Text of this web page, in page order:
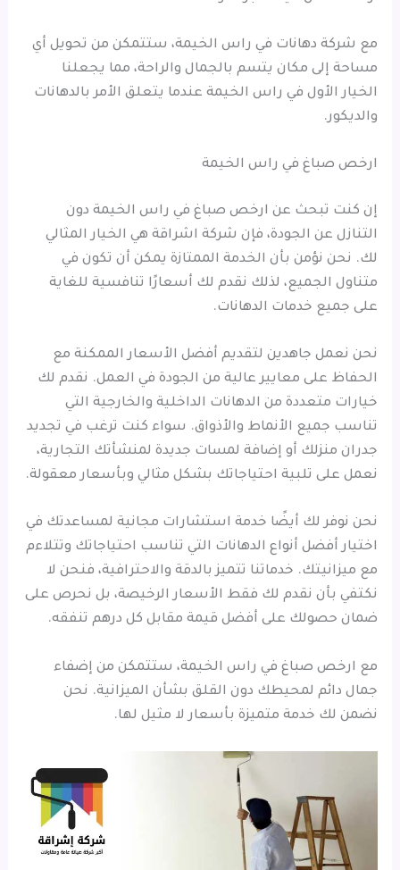
مع شركة دهانات في راس الخيمة، ستتمكن من تحويل أي
مساحة إلى مكان يتسم بالجمال والراحة، مما يجعلنا
الخيار الأول في راس الخيمة عندما يتعلق الأمر بالدهانات
والديكور.
ارخص صباغ في راس الخيمة
إن كنت تبحث عن ارخص صباغ في راس الخيمة دون
التنازل عن الجودة، فإن شركة اشراقة هي الخيار المثالي
لك. نحن نؤمن بأن الخدمة الممتازة يمكن أن تكون في
متناول الجميع، لذلك نقدم لك أسعارًا تنافسية للغاية
على جميع خدمات الدهانات.
نحن نعمل جاهدين لتقديم أفضل الأسعار الممكنة مع
الحفاظ على معايير عالية من الجودة في العمل. نقدم لك
خيارات متعددة من الدهانات الداخلية والخارجية التي
تناسب جميع الأنماط والأذواق. سواء كنت ترغب في تجديد
جدران منزلك أو إضافة لمسات جديدة لمنشأتك التجارية،
نعمل على تلبية احتياجاتك بشكل مثالي وبأسعار معقولة.
نحن نوفر لك أيضًا خدمة استشارات مجانية لمساعدتك في
اختيار أفضل أنواع الدهانات التي تناسب احتياجاتك وتتلاءم
مع ميزانيتك. خدماتنا تتميز بالدقة والاحترافية، فنحن لا
نكتفي بأن نقدم لك فقط الأسعار الرخيصة، بل نحرص على
ضمان حصولك على أفضل قيمة مقابل كل درهم تنفقه.
مع ارخص صباغ في راس الخيمة، ستتمكن من إضفاء
جمال دائم لمحيطك دون القلق بشأن الميزانية. نحن
نضمن لك خدمة متميزة بأسعار لا مثيل لها.